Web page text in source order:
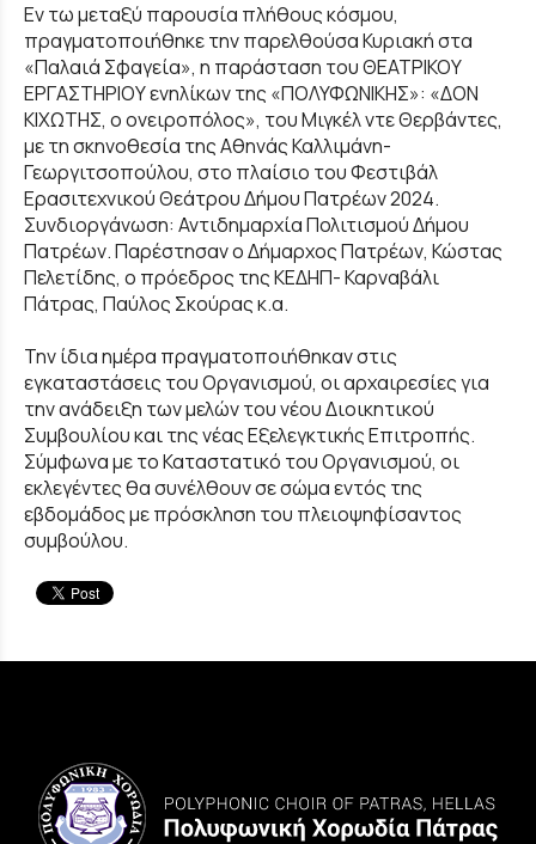
Εν τω μεταξύ παρουσία πλήθους κόσμου,
πραγματοποιήθηκε την παρελθούσα Κυριακή στα
«Παλαιά Σφαγεία», η παράσταση του ΘΕΑΤΡΙΚΟΥ
ΕΡΓΑΣΤΗΡΙΟΥ ενηλίκων της «ΠΟΛΥΦΩΝΙΚΗΣ»: «ΔΟΝ
ΚΙΧΩΤΗΣ, ο ονειροπόλος», του Μιγκέλ ντε Θερβάντες,
με τη σκηνοθεσία της Αθηνάς Καλλιμάνη-
Γεωργιτσοπούλου, στο πλαίσιο του Φεστιβάλ
Ερασιτεχνικού Θεάτρου Δήμου Πατρέων 2024.
Συνδιοργάνωση: Αντιδημαρχία Πολιτισμού Δήμου
Πατρέων. Παρέστησαν ο Δήμαρχος Πατρέων, Κώστας
Πελετίδης, ο πρόεδρος της ΚΕΔΗΠ- Καρναβάλι
Πάτρας, Παύλος Σκούρας κ.α.
Την ίδια ημέρα πραγματοποιήθηκαν στις
εγκαταστάσεις του Οργανισμού, οι αρχαιρεσίες για
την ανάδειξη των μελών του νέου Διοικητικού
Συμβουλίου και της νέας Εξελεγκτικής Επιτροπής.
Σύμφωνα με το Καταστατικό του Οργανισμού, οι
εκλεγέντες θα συνέλθουν σε σώμα εντός της
εβδομάδος με πρόσκληση του πλειοψηφίσαντος
συμβούλου.